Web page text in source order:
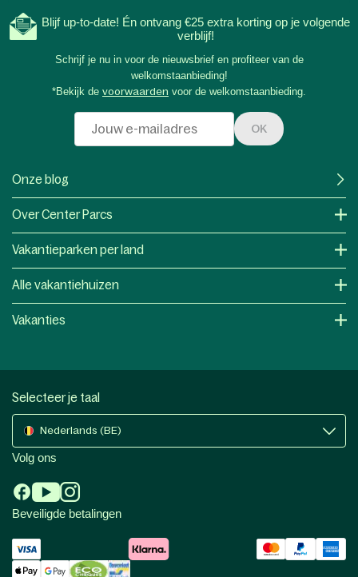
Blijf up-to-date! Én ontvang €25 extra korting op je volgende
verblijf!
Schrijf je nu in voor de nieuwsbrief en profiteer van de
welkomstaanbieding!
*Bekijk de voorwaarden voor de welkomstaanbieding.
OK
Onze blog
Over Center Parcs
Vakantieparken per land
Alle vakantiehuizen
Vakanties
Selecteer je taal
Nederlands (BE)
Volg ons
Beveiligde betalingen